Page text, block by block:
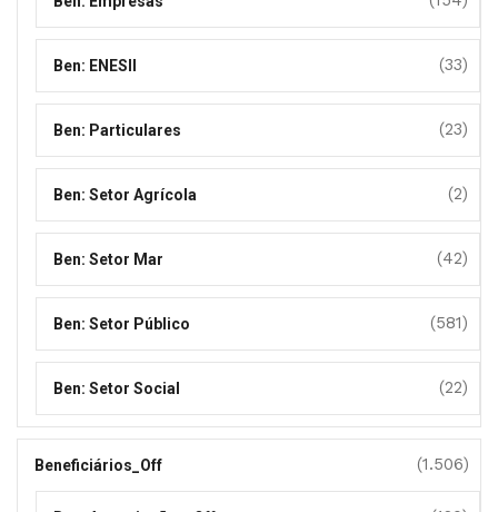
Ben: ENESII (33)
Ben: Particulares (23)
Ben: Setor Agrícola (2)
Ben: Setor Mar (42)
Ben: Setor Público (581)
Ben: Setor Social (22)
Beneficiários_Off (1.506)